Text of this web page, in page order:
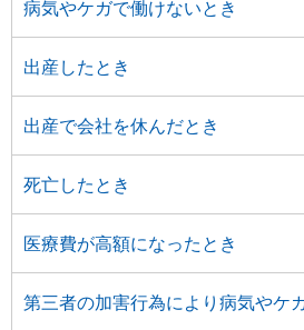
病気やケガで働けないとき
出産したとき
出産で会社を休んだとき
死亡したとき
医療費が高額になったとき
第三者の加害行為により病気やケ